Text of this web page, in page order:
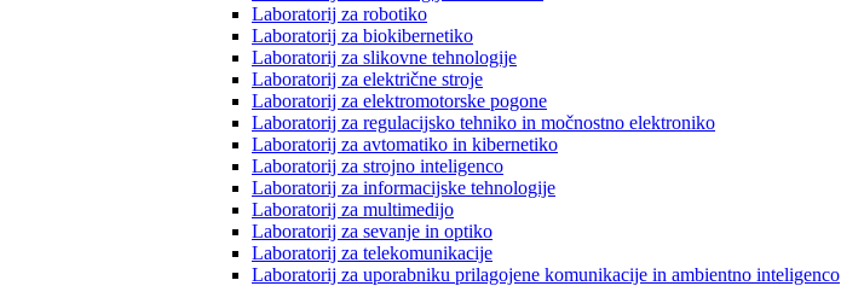
Laboratorij za robotiko
Laboratorij za biokibernetiko
Laboratorij za slikovne tehnologije
Laboratorij za električne stroje
Laboratorij za elektromotorske pogone
Laboratorij za regulacijsko tehniko in močnostno elektroniko
Laboratorij za avtomatiko in kibernetiko
Laboratorij za strojno inteligenco
Laboratorij za informacijske tehnologije
Laboratorij za multimedijo
Laboratorij za sevanje in optiko
Laboratorij za telekomunikacije
Laboratorij za uporabniku prilagojene komunikacije in ambientno inteligenco